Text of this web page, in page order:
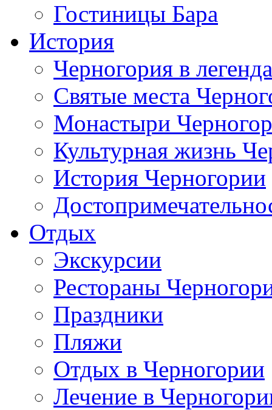
Гостиницы Бара
История
Черногория в
Святые места
Монастыри
Культурная жизнь
История Черногории
Отдых
Экскурсии
Рестораны
Праздники
Пляжи
Отдых в Черногории
Лечение в